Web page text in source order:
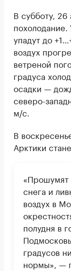
В субботу,
упадут до
воздух
ветреной
градуса
осадки —
северо-
м/с.
В
Арктики
«Прошумят
снега и
воздух в
полудня в
градусов
нормы», —